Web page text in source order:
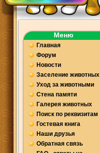
Меню
Главная
Форум
Новости
Заселение животных
Уход за животными
Стена памяти
Галерея животных
Поиск по реквизитам
Гостевая книга
Наши друзья
Обратная связь